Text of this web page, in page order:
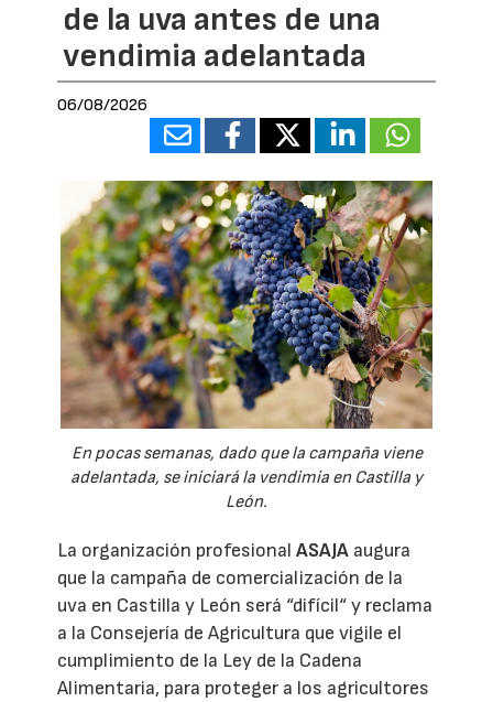
de la uva antes de una
vendimia adelantada
06/08/2026
En pocas semanas, dado que la campaña viene
adelantada, se iniciará la vendimia en Castilla y
León.
La organización profesionalASAJA augura
que la campaña de comercialización de la
uva en Castilla y León será “difícil“ y reclama
a la Consejería de Agricultura que vigile el
cumplimiento de la Ley de la Cadena
Alimentaria, para proteger a los agricultores